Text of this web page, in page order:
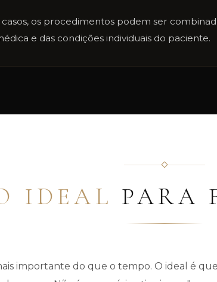
os procedimentos podem ser
e das condições individuais do paciente.
IDEAL PARA
importante do que o tempo. O ideal é